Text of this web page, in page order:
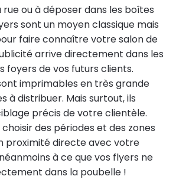
ou à déposer dans les boîtes
sont un moyen classique mais
faire connaître votre salon de
arrive directement dans les
foyers de vos futurs clients.
imprimables en très grande
à distribuer. Mais surtout, ils
précis de votre clientèle.
des périodes et des zones
proximité directe avec votre
à ce que vos flyers ne
dans la poubelle !